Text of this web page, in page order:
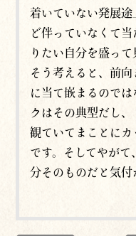
着いていない発展
ど伴っていなくて
りたい自分を盛って
そう考えると、前
に当て嵌まるので
クはその典型だし、
観ていてまことに
です。そしてやがて
分そのものだと気付